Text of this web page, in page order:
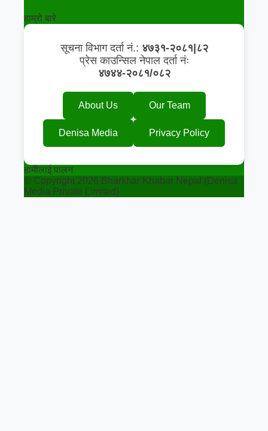
हाम्रो बारे
सूचना विभाग दर्ता नं.: ४७३१-२०८१|८२
प्रेस काउन्सिल नेपाल दर्ता नंः
४७४४-२०८१/०८२
About Us Our Team
Denisa Media Privacy Policy
हामीलाई पालन
© Copyright 2026 Bharkhar Khabar Nepal (Denisa
Media Private Limited)